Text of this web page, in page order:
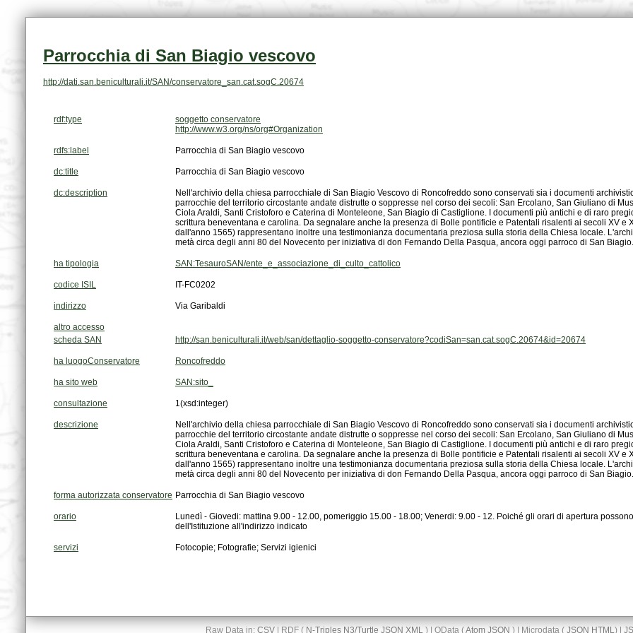
Parrocchia di San Biagio vescovo
http://dati.san.beniculturali.it/SAN/conservatore_san.cat.sogC.20674
rdf:type
soggetto conservatore
http://www.w3.org/ns/org#Organization
rdfs:label Parrocchia di San Biagio vescovo
dc:title Parrocchia di San Biagio vescovo
dc:description
metà circa degli anni 80 del Novecento per iniziativa di don Fernando Della Pasqua, ancora oggi parroco di San Biagio.
ha tipologia SAN:TesauroSAN/ente_e_associazione_di_culto_cattolico
codice ISIL IT-FC0202
indirizzo Via Garibaldi
altro accesso
scheda SAN
http://san.beniculturali.it/web/san/dettaglio-soggetto-conservatore?codiSan=san.cat.sogC.20674&id=20674
ha luogoConservatore Roncofreddo
ha sito web SAN:sito_
consultazione 1(xsd:integer)
descrizione
metà circa degli anni 80 del Novecento per iniziativa di don Fernando Della Pasqua, ancora oggi parroco di San Biagio.
forma autorizzata conservatore Parrocchia di San Biagio vescovo
orario
dell'Istituzione all'indirizzo indicato
servizi Fotocopie; Fotografie; Servizi igienici
Raw Data in: CSV| RDF ( N-Triples N3/Turtle JSON XML) | OData (Atom JSON ) | Microdata ( JSON HTML) |